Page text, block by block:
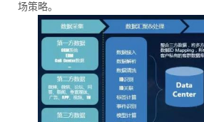
场策略。